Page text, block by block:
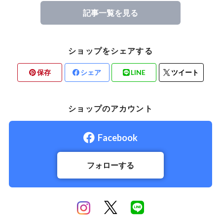
記事一覧を見る
ショップをシェアする
保存 シェア LINE ツイート
ショップのアカウント
Facebook
フォローする